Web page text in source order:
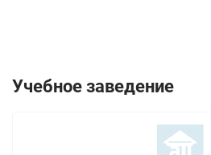
Учебное заведение